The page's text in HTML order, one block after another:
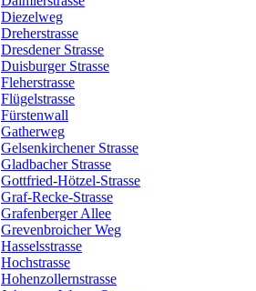
Diezelweg
Dreherstrasse
Dresdener Strasse
Duisburger Strasse
Fleherstrasse
Flügelstrasse
Fürstenwall
Gatherweg
Gelsenkirchener Strasse
Gladbacher Strasse
Gottfried-Hötzel-Strasse
Graf-Recke-Strasse
Grafenberger Allee
Grevenbroicher Weg
Hasselsstrasse
Hochstrasse
Hohenzollernstrasse